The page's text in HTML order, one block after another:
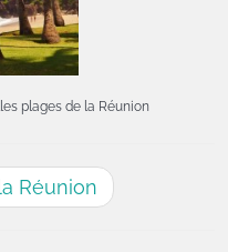
plages de la Réunion
Réunion